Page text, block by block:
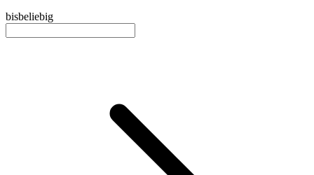
bisbeliebig